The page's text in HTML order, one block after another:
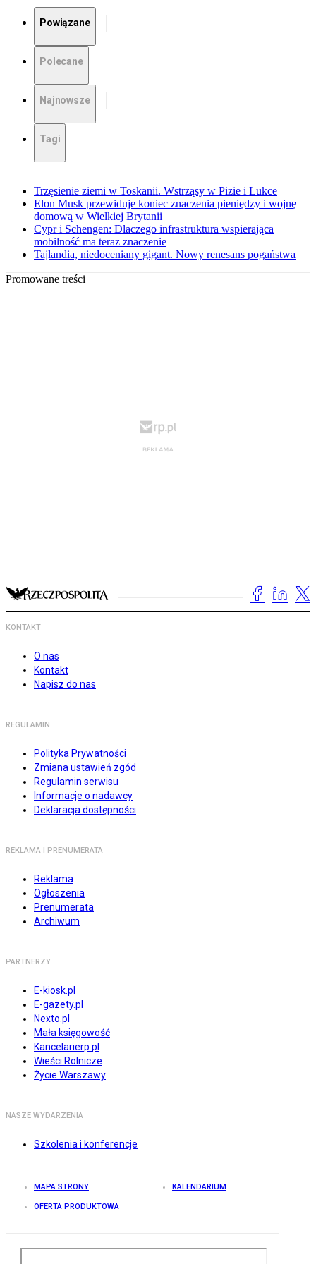
Powiązane
Polecane
Najnowsze
Tagi
Trzęsienie ziemi w Toskanii. Wstrząsy w Pizie i Lukce
Elon Musk przewiduje koniec znaczenia pieniędzy i wojnę
domową w Wielkiej Brytanii
Cypr i Schengen: Dlaczego infrastruktura wspierająca
mobilność ma teraz znaczenie
Tajlandia, niedoceniany gigant. Nowy renesans pogaństwa
Promowane treści
KONTAKT
O nas
Kontakt
Napisz do nas
REGULAMIN
Polityka Prywatności
Zmiana ustawień zgód
Regulamin serwisu
Informacje o nadawcy
Deklaracja dostępności
REKLAMA I PRENUMERATA
Reklama
Ogłoszenia
Prenumerata
Archiwum
PARTNERZY
E-kiosk.pl
E-gazety.pl
Nexto.pl
Mała księgowość
Kancelarierp.pl
Wieści Rolnicze
Życie Warszawy
NASZE WYDARZENIA
Szkolenia i konferencje
MAPA STRONY KALENDARIUM
OFERTA PRODUKTOWA